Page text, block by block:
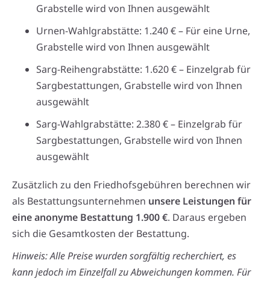
Grabstelle wird von Ihnen ausgewählt
Urnen-Wahlgrabstätte: 1.240 € – Für eine Urne,
Grabstelle wird von Ihnen ausgewählt
Sarg-Reihengrabstätte: 1.620 € – Einzelgrab für
Sargbestattungen, Grabstelle wird von Ihnen
ausgewählt
Sarg-Wahlgrabstätte: 2.380 € – Einzelgrab für
Sargbestattungen, Grabstelle wird von Ihnen
ausgewählt
Zusätzlich zu den Friedhofsgebühren berechnen wir
als Bestattungsunternehmen unsere Leistungen für
eine anonyme Bestattung 1.900 €. Daraus ergeben
sich die Gesamtkosten der Bestattung.
Hinweis: Alle Preise wurden sorgfältig recherchiert, es
kann jedoch im Einzelfall zu Abweichungen kommen. Für